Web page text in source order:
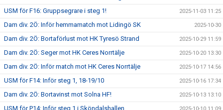
USM för F16: Gruppsegrare i steg 1! 2025-11-03 11:25
Dam div. 2Ö: Inför hemmamatch mot Lidingö SK 2025-10-30
Dam div. 2Ö: Bortaförlust mot HK Tyresö Strand 2025-10-29 11:59
Dam div. 2Ö: Seger mot HK Ceres Norrtälje 2025-10-20 13:30
Dam div. 2Ö: Inför match mot HK Ceres Norrtälje 2025-10-17 14:56
USM för F14: Inför steg 1, 18-19/10 2025-10-16 17:34
Dam div. 2Ö: Bortavinst mot Solna HF! 2025-10-13 13:10
USM för P14: Inför steg 1 i Sköndalshallen